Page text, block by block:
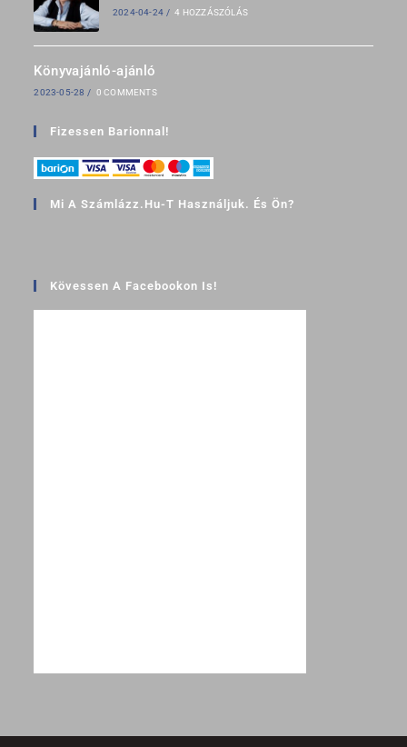
2024-04-24 / 4 HOZZÁSZÓLÁS
Könyvajánló-ajánló
2023-05-28 / 0 COMMENTS
Fizessen Barionnal!
Mi A Számlázz.hu-T Használjuk. És Ön?
Kövessen A Facebookon Is!